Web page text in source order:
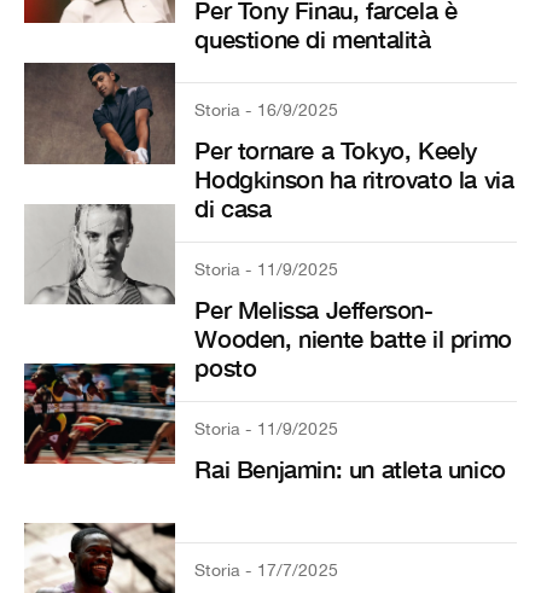
Per Tony Finau, farcela è
questione di mentalità
Storia - 16/9/2025
Per tornare a Tokyo, Keely
Hodgkinson ha ritrovato la via
di casa
Storia - 11/9/2025
Per Melissa Jefferson-
Wooden, niente batte il primo
posto
Storia - 11/9/2025
Rai Benjamin: un atleta unico
Storia - 17/7/2025